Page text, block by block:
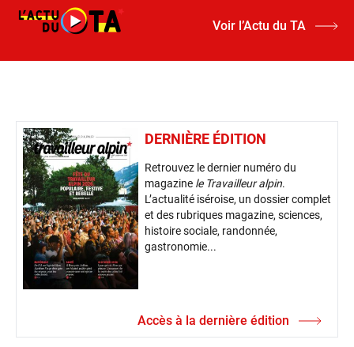
Voir l’Actu du TA
DERNIÈRE ÉDITION
Retrouvez le dernier numéro du
magazine le Travailleur alpin.
L’actualité iséroise, un dossier complet
et des rubriques magazine, sciences,
histoire sociale, randonnée,
gastronomie...
Accès à la dernière édition